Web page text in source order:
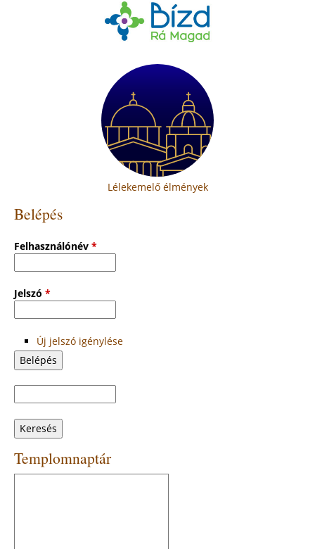
Lélekemelő élmények
Belépés
Felhasználónév *
Jelszó *
Új jelszó igénylése
Keresés
űrlap
Templomnaptár